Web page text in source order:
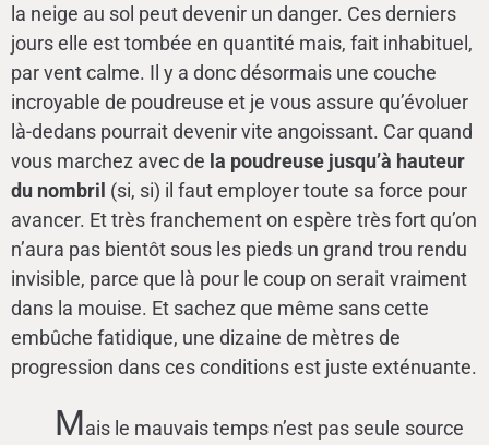
la neige au sol peut devenir un danger. Ces derniers
jours elle est tombée en quantité mais, fait inhabituel,
par vent calme. Il y a donc désormais une couche
incroyable de poudreuse et je vous assure qu’évoluer
là-dedans pourrait devenir vite angoissant. Car quand
vous marchez avec de la poudreuse jusqu’à hauteur
du nombril (si, si) il faut employer toute sa force pour
avancer. Et très franchement on espère très fort qu’on
n’aura pas bientôt sous les pieds un grand trou rendu
invisible, parce que là pour le coup on serait vraiment
dans la mouise. Et sachez que même sans cette
embûche fatidique, une dizaine de mètres de
progression dans ces conditions est juste exténuante.
Mais le mauvais temps n’est pas seule source